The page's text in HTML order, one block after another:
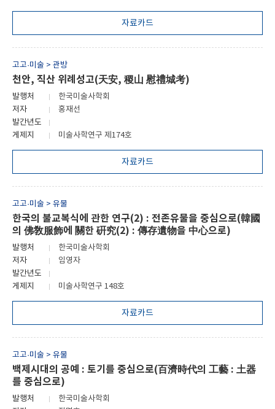
자료카드
고고·미술 > 관방
천안, 직산 위례성고(天安, 稷山 慰禮城考)
발행처
한국미술사학회
저자
홍재선
발간년도
게제지
미술사학연구 제174호
자료카드
고고·미술 > 유물
한국의 불교복식에 관한 연구(2) : 전존유물을 중심으로(韓國
의 佛敎服飾에 關한 硏究(2) : 傳存遺物을 中心으로)
발행처
한국미술사학회
저자
임영자
발간년도
게제지
미술사학연구 148호
자료카드
고고·미술 > 유물
백제시대의 공예 : 토기를 중심으로(百濟時代의 工藝 : 土器
를 중심으로)
발행처
한국미술사학회